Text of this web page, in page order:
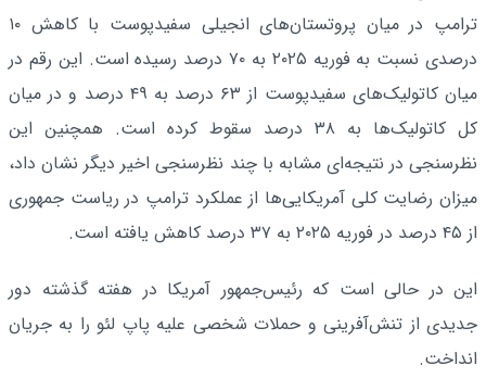
ترامپ در میان پروتستان‌های انجیلی سفیدپوست با کاهش ۱۰
درصدی نسبت به فوریه ۲۰۲۵ به ۷۰ درصد رسیده است. این رقم در
میان کاتولیک‌های سفیدپوست از ۶۳ درصد به ۴۹ درصد و در میان
کل کاتولیک‌ها به ۳۸ درصد سقوط کرده است. همچنین این
نظرسنجی در نتیجه‌ای مشابه با چند نظرسنجی اخیر دیگر نشان داد،
میزان رضایت کلی آمریکایی‌ها از عملکرد ترامپ در ریاست جمهوری
از ۴۵ درصد در فوریه ۲۰۲۵ به ۳۷ درصد کاهش یافته است.
این در حالی است که رئیس‌جمهور آمریکا در هفته گذشته دور
جدیدی از تنش‌آفرینی و حملات شخصی علیه پاپ لئو را به جریان
انداخت.